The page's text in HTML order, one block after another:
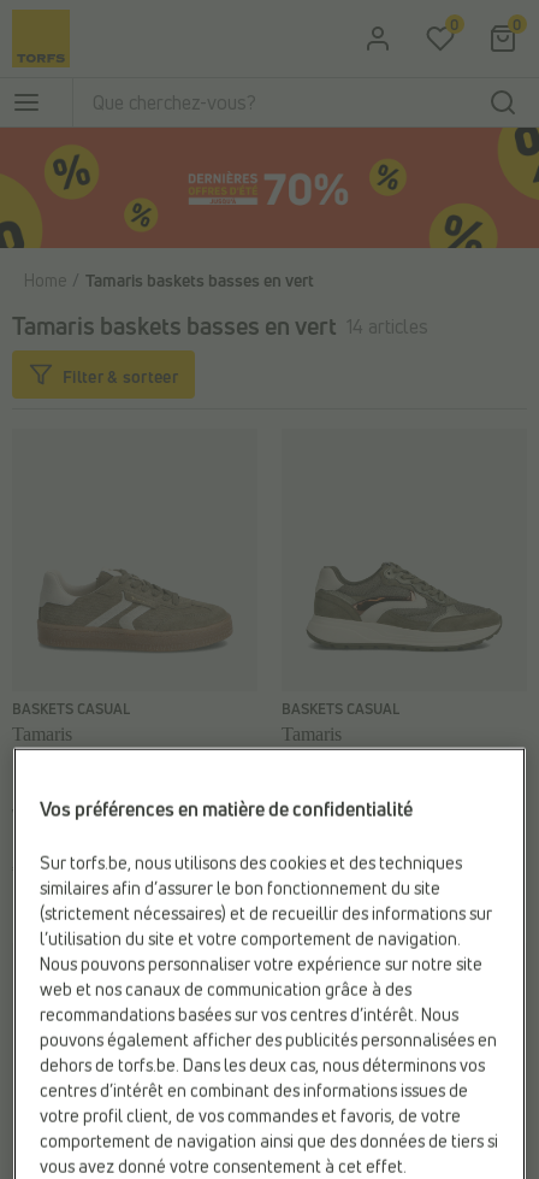
Passer au contenu principal 0 0
Home Tamaris baskets basses en vert
Tamaris baskets basses en vert 14 articles
Filter & sorteer
BASKETS CASUAL
Tamaris
€ 99,99
Web-Only:N
BASKETS CASUAL
Tamaris
€ 89,99
Marque:Tamaris
Vos préférences en matière de confidentialité
Sur torfs.be, nous utilisons des cookies et des techniques
similaires afin d’assurer le bon fonctionnement du site
(strictement nécessaires) et de recueillir des informations sur
l’utilisation du site et votre comportement de navigation.
Nous pouvons personnaliser votre expérience sur notre site
web et nos canaux de communication grâce à des
recommandations basées sur vos centres d’intérêt. Nous
pouvons également afficher des publicités personnalisées en
dehors de torfs.be. Dans les deux cas, nous déterminons vos
centres d’intérêt en combinant des informations issues de
votre profil client, de vos commandes et favoris, de votre
comportement de navigation ainsi que des données de tiers si
vous avez donné votre consentement à cet effet.